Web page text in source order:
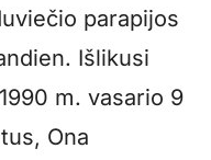
parapijos
Išlikusi
m. vasario 9
Ona